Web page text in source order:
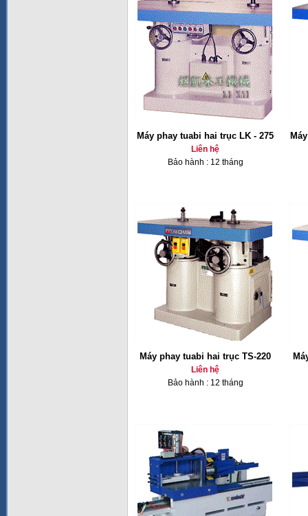
Máy phay tuabi hai trục LK - 275
Liên hệ
Bảo hành : 12 tháng
Máy phay tuabi hai trục TS-220
Liên hệ
Bảo hành : 12 tháng